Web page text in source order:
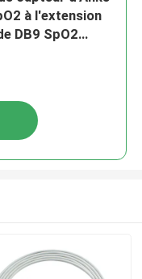
à l'extension
DB9 SpO2